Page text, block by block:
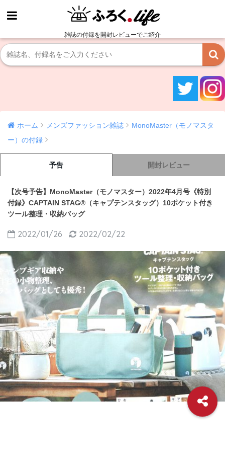
雑誌の付録を開封レビューでご紹介
ホーム メンズファッション雑誌
MonoMaster（モノマスタ
ー）の付録
予告 開封レビュー
【次号予告】MonoMaster（モノマスター）2022年4月号《特別
付録》CAPTAIN STAG®（キャプテンスタッグ）10ポケット付き
ツール整理・収納バッグ
2022/01/26 2022/02/22